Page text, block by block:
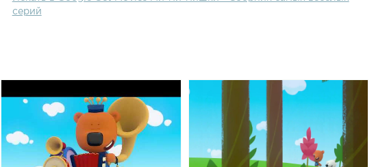
серий